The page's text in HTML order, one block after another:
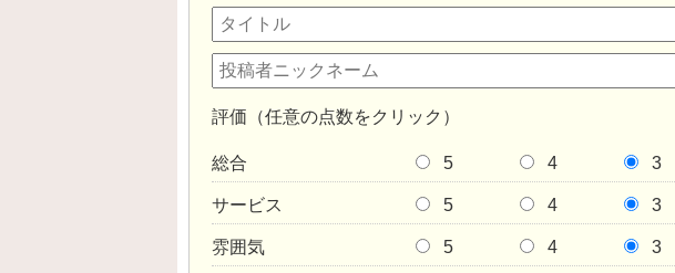
評価（任意の点数をクリック）
総合 5 4 3
サービス 5 4 3
雰囲気 5 4 3